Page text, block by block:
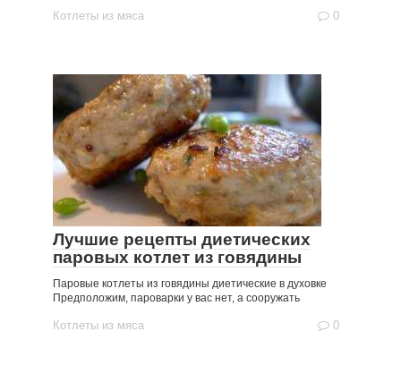
Котлеты из мяса 0
Лучшие рецепты диетических
паровых котлет из говядины
Паровые котлеты из говядины диетические в духовке
Предположим, пароварки у вас нет, а сооружать
Котлеты из мяса 0